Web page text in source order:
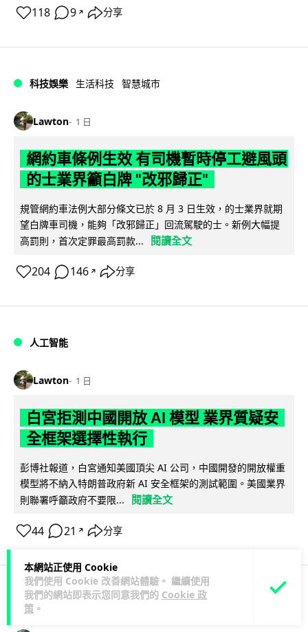
本網站正使用 Cookie
我們使用 Cookie 改善網站體驗。 繼續使用
我們的網站即表示您同意我們的 Cookie 政
策 。
118 9 ↗ 分享
科技娛樂 生活科技 智慧城市
Lawton 1 日
網約車條例生效 有司機暫時停工避風頭
的士業界籲白牌 "改邪歸正"
規管網約車法例大部分條文已於 8 月 3 日生效，的士業界就期
望白牌車司機，能夠「改邪歸正」回流駕駛的士。新例大幅提
高罰則，首次定罪最高罰款...
閱讀全文
204 146 ↗ 分享
人工智能
Lawton 1 日
白宮拒測中國開放 AI 模型 業界質疑安
全框架選擇性執行
彭博社報道，白宮通知美國頂尖 AI 公司，中國開發的開放權重
模型將不納入特朗普政府新 AI 安全框架的測試範圍。美國業界
則聯署呼籲政府不要限...
閱讀全文
44 21 ↗ 分享
人工智能